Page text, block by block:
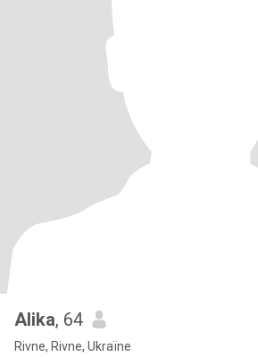
Alika, 64
Rivne, Rivne, Ukraïne